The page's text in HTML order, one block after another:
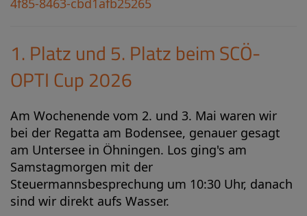
4f85-8463-cbd1afb25265
1. Platz und 5. Platz beim SCÖ-
OPTI Cup 2026
Am Wochenende vom 2. und 3. Mai waren wir
bei der Regatta am Bodensee, genauer gesagt
am Untersee in Öhningen. Los ging's am
Samstagmorgen mit der
Steuermannsbesprechung um 10:30 Uhr, danach
sind wir direkt aufs Wasser.